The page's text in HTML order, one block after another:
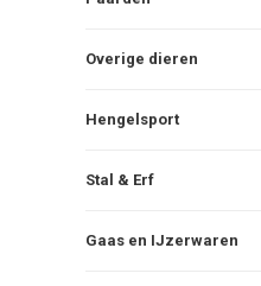
Overige dieren
Hengelsport
Stal & Erf
Gaas en IJzerwaren